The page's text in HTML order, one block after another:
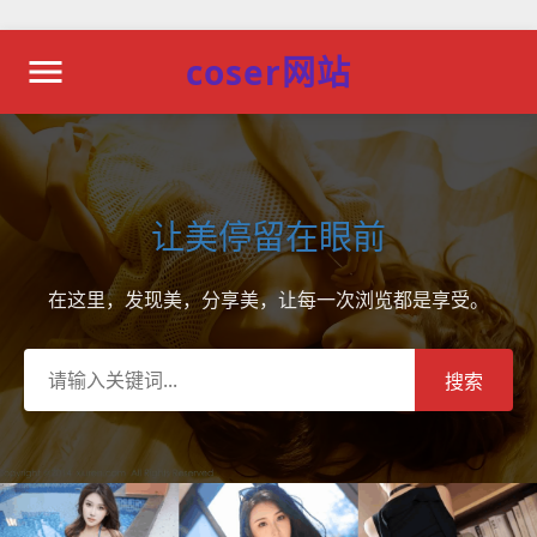
coser网站
让美停留在眼前
在这里，发现美，分享美，让每一次浏览都是享受。
搜索